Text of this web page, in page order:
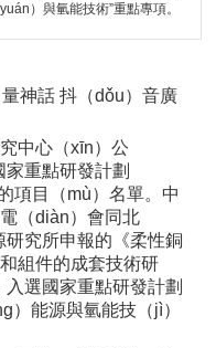
）與氫能技術”重點專項。
神話 抖（dǒu）音廣
中心（xīn）公
家重點研發計劃
項目（mù）名單。中
（diàn）會同北
研究所申報的《柔性銅
組件的成套技術研
選國家重點研發計劃
）能源與氫能技（jì）